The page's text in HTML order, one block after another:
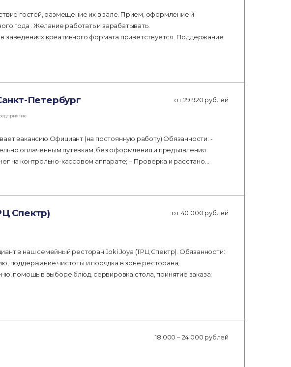
гостей, размещение их в зале. Прием, оформление и
года . Желание работать и зарабатывать.
заведениях креативного формата приветствуется. Поддержание
Петербург от 29 920 рублей
вакансию Официант (на постоянную работу) Обязанности: -
оплаченным путевкам, без оформления и предъявления
на контрольно-кассовом аппарате; – Проверка и расстано…
Спектр) от 40 000 рублей
в наш семейный ресторан Joki Joya (ТРЦ Спектр). Обязанности:
поддержание чистоты и порядка в зоне ресторана;
помощь в выборе блюд, сервировка стола, принятие заказа;
18 000 – 24 000 рублей